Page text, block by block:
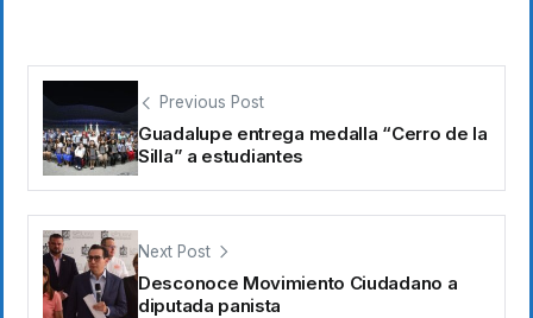
Previous Post
Guadalupe entrega medalla “Cerro de la
Silla” a estudiantes
Next Post
Desconoce Movimiento Ciudadano a
diputada panista